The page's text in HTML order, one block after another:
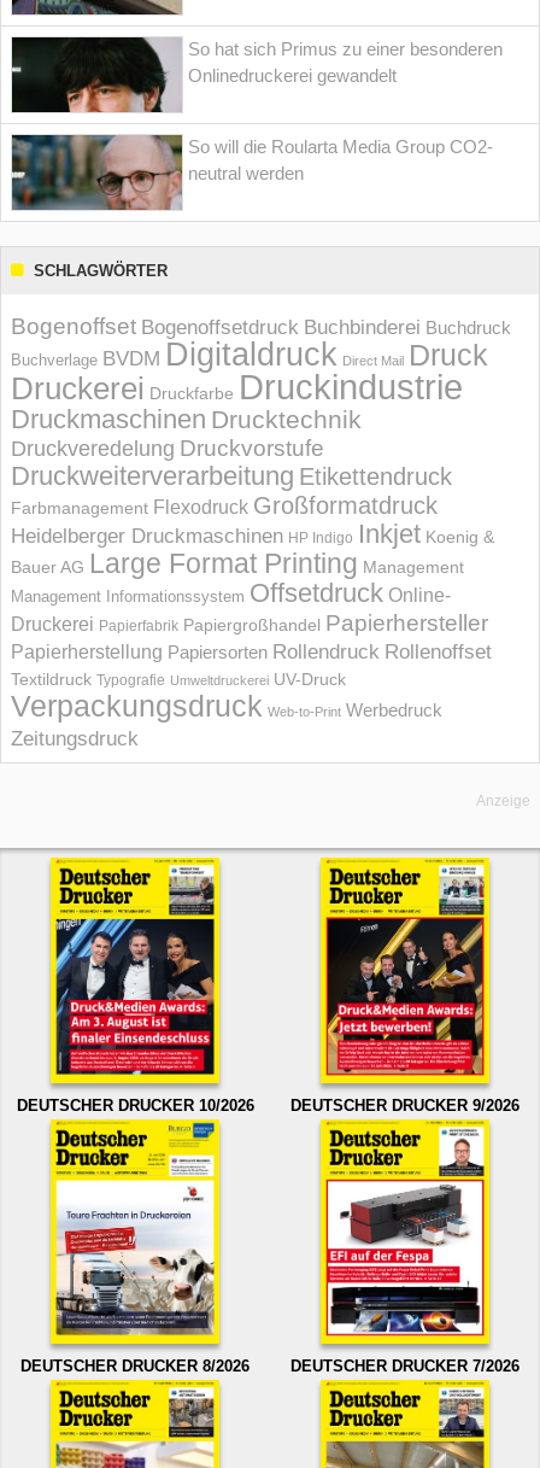
So hat sich Primus zu einer besonderen
Onlinedruckerei gewandelt
So will die Roularta Media Group CO2-
neutral werden
SCHLAGWÖRTER
Bogenoffset Bogenoffsetdruck Buchbinderei Buchdruck
Buchverlage BVDM Digitaldruck Direct Mail Druck
Druckerei Druckfarbe Druckindustrie
Druckmaschinen Drucktechnik
Druckveredelung Druckvorstufe
Druckweiterverarbeitung Etikettendruck
Farbmanagement Flexodruck Großformatdruck
Heidelberger Druckmaschinen HP Indigo Inkjet Koenig &
Bauer AG Large Format Printing Management
Management Informations­system Offsetdruck Online-
Druckerei Papierfabrik Papiergroßhandel Papierhersteller
Papierherstellung Papiersorten Rollendruck Rollenoffset
Textildruck Typografie Umweltdruckerei UV-Druck
Verpackungsdruck Web-to-Print Werbedruck
Zeitungsdruck
Anzeige
DEUTSCHER DRUCKER 10/2026 DEUTSCHER DRUCKER 9/2026
DEUTSCHER DRUCKER 8/2026 DEUTSCHER DRUCKER 7/2026